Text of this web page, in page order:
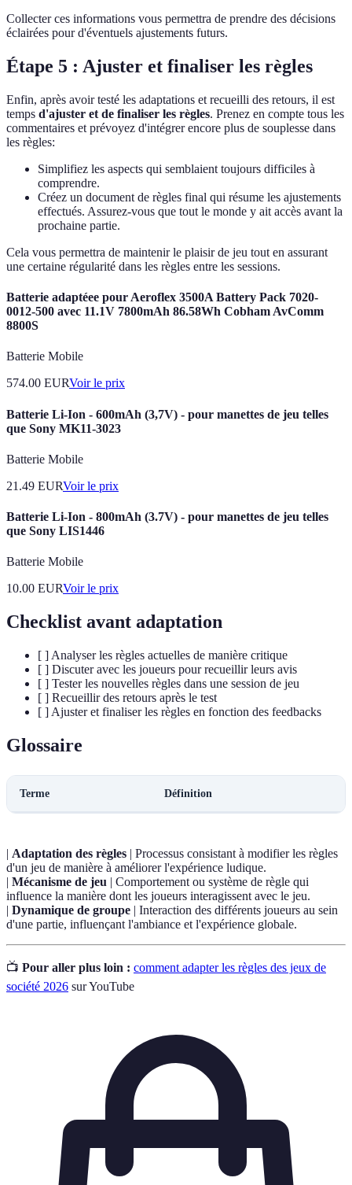
Collecter ces informations vous permettra de prendre des décisions
éclairées pour d'éventuels ajustements futurs.
Étape 5 : Ajuster et finaliser les règles
Enfin, après avoir testé les adaptations et recueilli des retours, il est
temps d'ajuster et de finaliser les règles. Prenez en compte tous les
commentaires et prévoyez d'intégrer encore plus de souplesse dans
les règles:
Simplifiez les aspects qui semblaient toujours difficiles à
comprendre.
Créez un document de règles final qui résume les ajustements
effectués. Assurez-vous que tout le monde y ait accès avant la
prochaine partie.
Cela vous permettra de maintenir le plaisir de jeu tout en assurant
une certaine régularité dans les règles entre les sessions.
Batterie adaptéee pour Aeroflex 3500A Battery Pack 7020-
0012-500 avec 11.1V 7800mAh 86.58Wh Cobham AvComm
8800S
Batterie Mobile
574.00 EURVoir le prix
Batterie Li-Ion - 600mAh (3,7V) - pour manettes de jeu telles
que Sony MK11-3023
Batterie Mobile
21.49 EURVoir le prix
Batterie Li-Ion - 800mAh (3.7V) - pour manettes de jeu telles
que Sony LIS1446
Batterie Mobile
10.00 EURVoir le prix
Checklist avant adaptation
[ ] Analyser les règles actuelles de manière critique
[ ] Discuter avec les joueurs pour recueillir leurs avis
[ ] Tester les nouvelles règles dans une session de jeu
[ ] Recueillir des retours après le test
[ ] Ajuster et finaliser les règles en fonction des feedbacks
Glossaire
Terme Définition
| Adaptation des règles | Processus consistant à modifier les règles
d'un jeu de manière à améliorer l'expérience ludique.
| Mécanisme de jeu | Comportement ou système de règle qui
influence la manière dont les joueurs interagissent avec le jeu.
| Dynamique de groupe | Interaction des différents joueurs au sein
d'une partie, influençant l'ambiance et l'expérience globale.
📺 Pour aller plus loin : comment adapter les règles des jeux de
société 2026 sur YouTube